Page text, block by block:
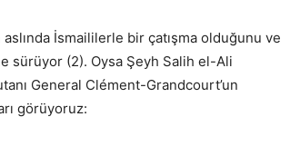
İsmaililerle bir çatışma olduğunu ve
sürüyor (2). Oysa Şeyh Salih el-Ali
General Clément-Grandcourt’un
görüyoruz: